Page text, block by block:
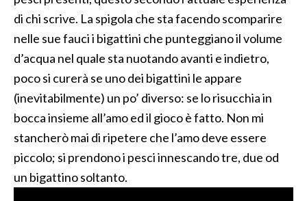
di chi scrive. La spigola che sta facendo scomparire
nelle sue fauci i bigattini che punteggiano il volume
d’acqua nel quale sta nuotando avanti e indietro,
poco si curerà se uno dei bigattini le appare
(inevitabilmente) un po’ diverso: se lo risucchia in
bocca insieme all’amo ed il gioco è fatto. Non mi
stancherò mai di ripetere che l’amo deve essere
piccolo; si prendono i pesci innescando tre, due od
un bigattino soltanto.